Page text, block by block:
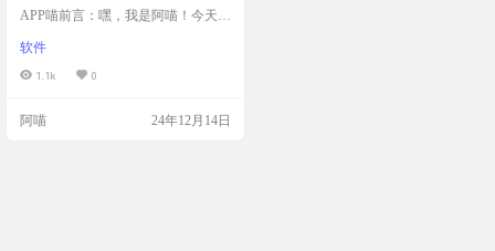
Nothing启发的本地音乐播放
优先，多样化音乐组织
APP喵前言：嘿，我是阿喵！今天要
——Missing Core。它是由Alkid Shul
i设计的，灵感来自Nothing品牌。这
网络问题。它还支持Nothing Music
软件
1.1k 0
阿喵 24年12月14日